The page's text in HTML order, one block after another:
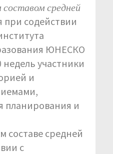
средней
при содействии
ЮНЕСКО
недель участники
и
планирования и
составе средней
с